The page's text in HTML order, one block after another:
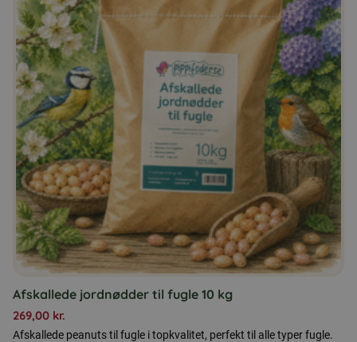
Afskallede jordnødder til fugle 10 kg
269,00 kr.
Afskallede peanuts til fugle i topkvalitet, perfekt til alle typer fugle.